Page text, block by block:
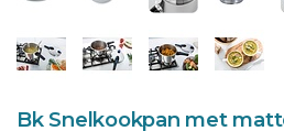
Bk Snelkookpan met